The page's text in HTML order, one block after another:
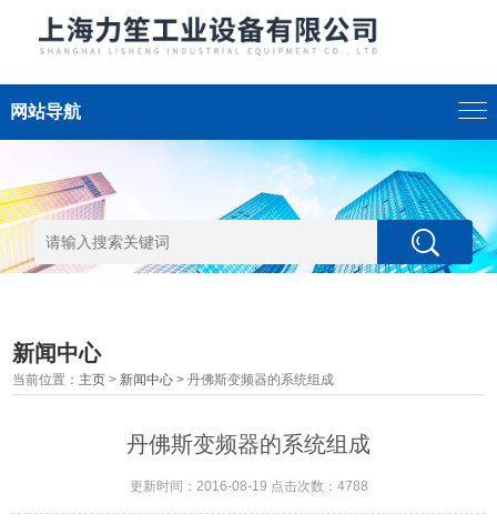
网站导航
新闻中心
当前位置： 主页 > 新闻中心 > 丹佛斯变频器的系统组成
丹佛斯变频器的系统组成
更新时间：2016-08-19 点击次数：4788